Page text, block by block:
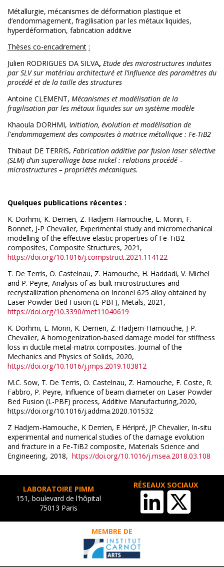
Métallurgie, mécanismes de déformation plastique et
d’endommagement, fragilisation par les métaux liquides,
hyperdéformation, fabrication additive
Thèses co-encadrement :
Julien RODRIGUES DA SILVA, Etude des microstructures induites
par SLV sur matériau architecturé et l’influence des paramètres du
procédé et de la taille des structures
Antoine CLEMENT, Mécanismes et modélisation de la
fragilisation par les métaux liquides sur un système modèle
Khaoula DORHMI, Initiation, évolution et modélisation de
l'endommagement des composites à matrice métallique : Fe-TiB2
Thibaut DE TERRIS, Fabrication additive par fusion laser sélective
(SLM) d’un superalliage base nickel : relations procédé –
microstructures – propriétés mécaniques.
Quelques publications récentes :
K. Dorhmi, K. Derrien, Z. Hadjem-Hamouche, L. Morin, F.
Bonnet, J-P Chevalier, Experimental study and micromechanical
modelling of the effective elastic properties of Fe-TiB2
composites, Composite Structures, 2021,
https://doi.org/10.1016/j.compstruct.2021.114122
T. De Terris, O. Castelnau, Z. Hamouche, H. Haddadi, V. Michel
and P. Peyre, Analysis of as-built microstructures and
recrystallization phenomena on Inconel 625 alloy obtained by
Laser Powder Bed Fusion (L-PBF), Metals, 2021,
https://doi.org/10.3390/met11040619
K. Dorhmi, L. Morin, K. Derrien, Z. Hadjem-Hamouche, J-P.
Chevalier, A homogenization-based damage model for stiffness
loss in ductile metal-matrix composites. Journal of the
Mechanics and Physics of Solids, 2020,
https://doi.org/10.1016/j.jmps.2019.103812
M.C. Sow, T. De Terris, O. Castelnau, Z. Hamouche, F. Coste, R.
Fabbro, P. Peyre, Influence of beam diameter on Laser Powder
Bed Fusion (L-PBF) process, Additive Manufacturing,2020,
https://doi.org/10.1016/j.addma.2020.101532
Z Hadjem-Hamouche, K Derrien, E Héripré, JP Chevalier, In-situ
experimental and numerical studies of the damage evolution
and fracture in a Fe-TiB2 composite, Materials Science and
Engineering, 2018, https://doi.org/10.1016/j.msea.2018.03.108
LABORATOIRE PIMM
151, boulevard de l'hôpital
75013 Paris
RÉSEAUX SOCIAUX
MEMBRE DE